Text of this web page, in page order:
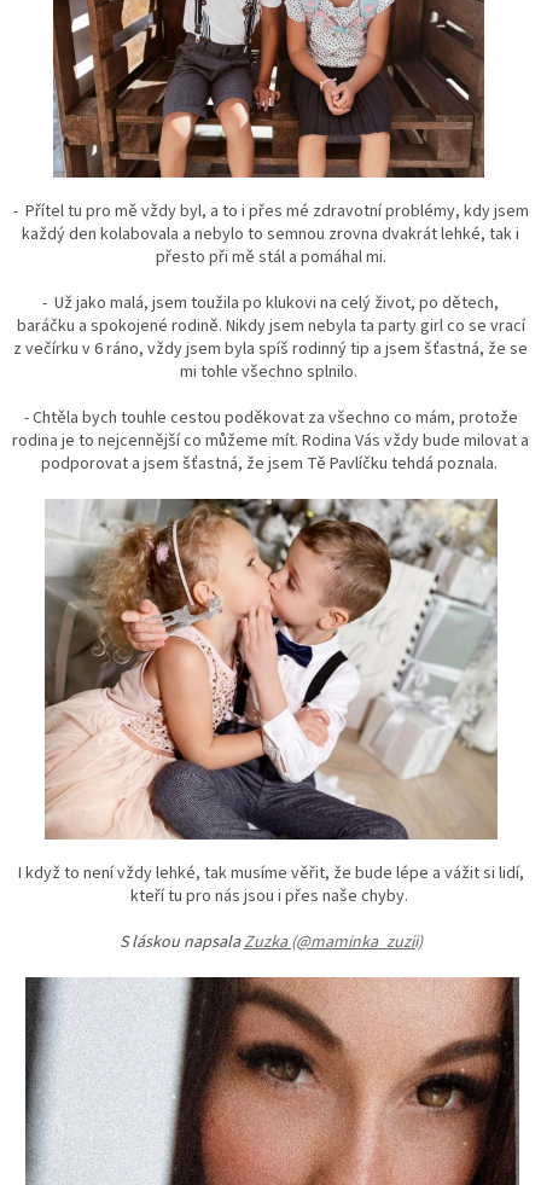
- Přítel tu pro mě vždy byl, a to i přes mé zdravotní problémy, kdy jsem
každý den kolabovala a nebylo to semnou zrovna dvakrát lehké, tak i
přesto při mě stál a pomáhal mi.
- Už jako malá, jsem toužila po klukovi na celý život, po dětech,
baráčku a spokojené rodině. Nikdy jsem nebyla ta party girl co se vrací
z večírku v 6 ráno, vždy jsem byla spíš rodinný tip a jsem šťastná, že se
mi tohle všechno splnilo.
- Chtěla bych touhle cestou poděkovat za všechno co mám, protože
rodina je to nejcennější co můžeme mít. Rodina Vás vždy bude milovat a
podporovat a jsem šťastná, že jsem Tě Pavlíčku tehdá poznala.
I když to není vždy lehké, tak musíme věřit, že bude lépe a vážit si lidí,
kteří tu pro nás jsou i přes naše chyby.
S láskou napsalaZuzka (@maminka_zuzii)